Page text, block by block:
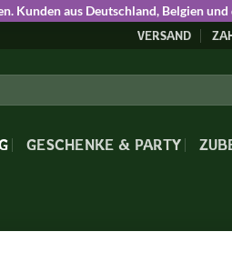
aus Deutschland, Belgien
VERSAND
GESCHENKE & PARTY